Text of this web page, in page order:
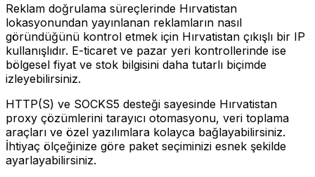
Reklam doğrulama süreçlerinde Hırvatistan
lokasyonundan yayınlanan reklamların nasıl
göründüğünü kontrol etmek için Hırvatistan çıkışlı bir IP
kullanışlıdır. E-ticaret ve pazar yeri kontrollerinde ise
bölgesel fiyat ve stok bilgisini daha tutarlı biçimde
izleyebilirsiniz.
HTTP(S) ve SOCKS5 desteği sayesinde Hırvatistan
proxy çözümlerini tarayıcı otomasyonu, veri toplama
araçları ve özel yazılımlara kolayca bağlayabilirsiniz.
İhtiyaç ölçeğinize göre paket seçiminizi esnek şekilde
ayarlayabilirsiniz.